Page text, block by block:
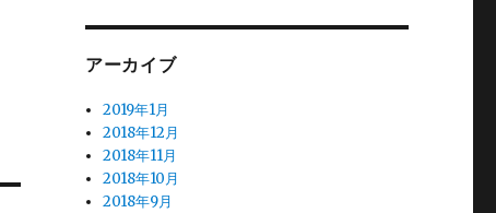
アーカイブ
2019年1月
2018年12月
2018年11月
2018年10月
2018年9月